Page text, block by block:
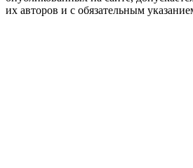
их авторов и c обязательным